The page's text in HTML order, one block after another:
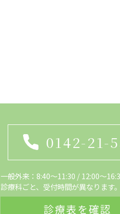
0142-21-
一般外来：8:40～11:30 /12:00〜
診療科ごと、受付時間が異なります
診療表を確認